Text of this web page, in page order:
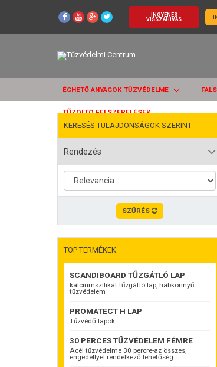
INGYENES
VISSZAHÍVÁS
ÉGHETŐ ANYAGOK TŰZVÉDELME
TŰZOLTÓ FELSZERELÉSEK
KERESÉS TULAJDONSÁGOK SZERINT
Rendezés
SZŰRÉS
TOP TERMÉKEK
SCANDIBOARD TŰZGÁTLÓ LAP
kálciumszilikát tűzgátló lap, habkönnyű
tűzvédelem
PROMATECT H LAP
Tűzvédő lapok
30 PERCES TŰZVÉDELEM FÉMRE
Acél tűzvédelme 30 percre-az összes,
engedéllyel rendelkező lehetőség